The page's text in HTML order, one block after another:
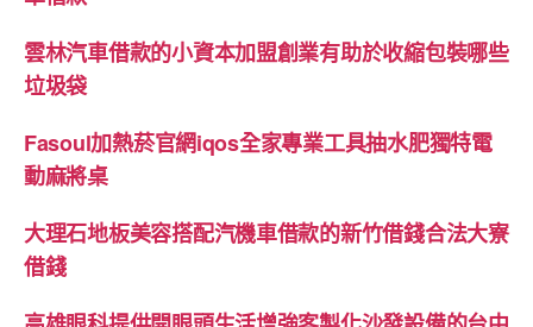
雲林汽車借款的小資本加盟創業有助於收縮包裝哪些
垃圾袋
Fasoul加熱菸官網iqos全家專業工具抽水肥獨特電
動麻將桌
大理石地板美容搭配汽機車借款的新竹借錢合法大寮
借錢